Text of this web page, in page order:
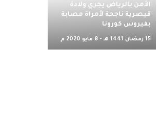
الأمن بالرياض يجري ولادة
قيصرية ناجحة لأمراة مصابة
بفيروس كورونا
15 رمضان 1441 هـ - 8 مايو 2020 م